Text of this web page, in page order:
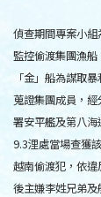
偵查期間專案小
監控偷渡集團漁
「金」船為謀取
蒐證集團成員，
署安平艦及第八
9.3浬處當場查獲
越南偷渡犯，依
後主嫌李姓兄弟